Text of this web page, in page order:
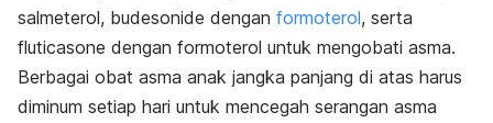
salmeterol, budesonide dengan formoterol, serta
fluticasone dengan formoterol untuk mengobati asma.
Berbagai obat asma anak jangka panjang di atas harus
diminum setiap hari untuk mencegah serangan asma